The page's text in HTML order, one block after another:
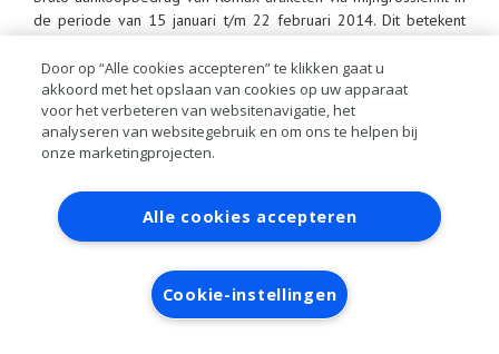
de periode van 15 januari t/m 22 februari 2014. Dit betekent
bestellen in de actie periode. Bekijk de actiepagina voor de
prijzen die u kunt winnen en de voorwaarden van de actie:
“Darten met Romax”. Wanneer u bent ingelogd op
mijngrossier.nl, kunt u via het dartbord in de rechterbovenhoek
van de bestelshop uw huidige spaarsaldo bekijken.
Contact Account aanvragen
Inloggen
RAI bestanden
Privacy
Algemene
voorwaarden
Verwerkersovereenkomst
Door op “Alle cookies accepteren” te klikken gaat u
akkoord met het opslaan van cookies op uw apparaat
voor het verbeteren van websitenavigatie, het
analyseren van websitegebruik en om ons te helpen bij
onze marketingprojecten.
Alle cookies accepteren
Cookie-instellingen